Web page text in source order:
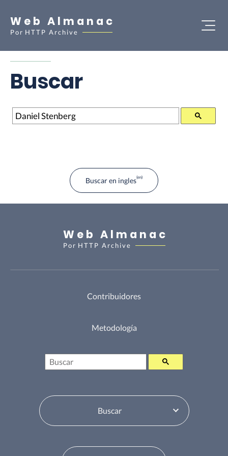
Web Almanac
Por HTTP Archive
Buscar
Buscar
Buscar en ingles
Web Almanac
Por HTTP Archive
Contribuidores
Metodología
Buscar
Selector de tabla de contenidos